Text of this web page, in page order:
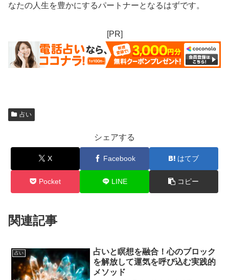
なたの人生を豊かにするパートナーとなるはずです。
[PR]
占い
シェアする
X Facebook はてブ
Pocket LINE コピー
関連記事
占い
占いと瞑想を融合！心のブロック
を解放して運気を呼び込む実践的
メソッド